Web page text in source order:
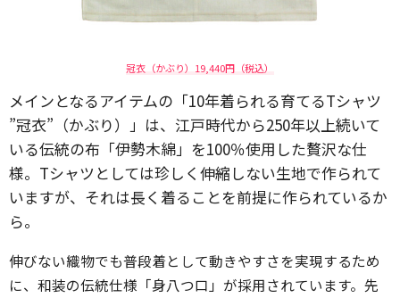
冠衣（かぶり）19,440円（税込）
メインとなるアイテムの「10年着られる育てるTシャツ
”冠衣”（かぶり）」は、江戸時代から250年以上続いて
いる伝統の布「伊勢木綿」を100％使用した贅沢な仕
様。Tシャツとしては珍しく伸縮しない生地で作られて
いますが、それは長く着ることを前提に作られているか
ら。
伸びない織物でも普段着として動きやすさを実現するため
に、和装の伝統仕様「身八つ口」が採用されています。先